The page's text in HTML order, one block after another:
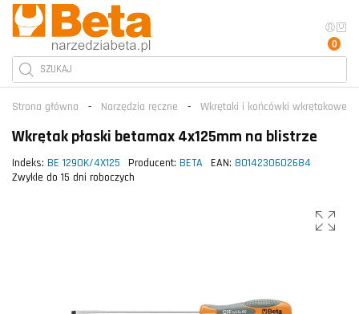
0
Strona główna Narzędzia ręczne Wkrętaki i końcówki wkrętakowe
Wkrętak płaski betamax 4x125mm na blistrze
Indeks: BE 1290K/4X125 Producent: BETA EAN: 8014230602684
Zwykle do 15 dni roboczych